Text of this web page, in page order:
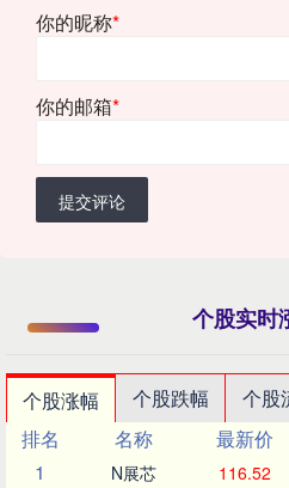
你的昵称*
你的邮箱*
提交评论
个股实时
个股涨幅 个股跌幅 个股
排名
名称 最新价
1
N展芯 116.52